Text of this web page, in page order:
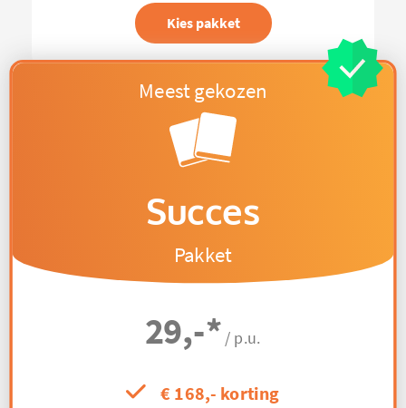
Kies pakket
Succes
Pakket
29,-* / p.u.
€ 168,- korting